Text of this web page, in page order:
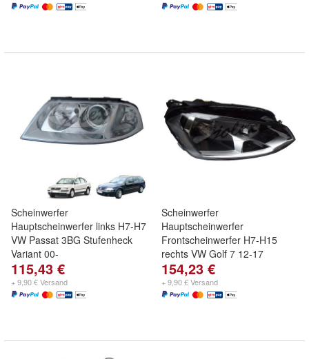
Scheinwerfer
Hauptscheinwerfer links H7-H7
VW Passat 3BG Stufenheck
Variant 00-
115,43 €
+ 9,90 € Versand
Scheinwerfer
Hauptscheinwerfer
Frontscheinwerfer H7-H15
rechts VW Golf 7 12-17
154,23 €
+ 9,90 € Versand